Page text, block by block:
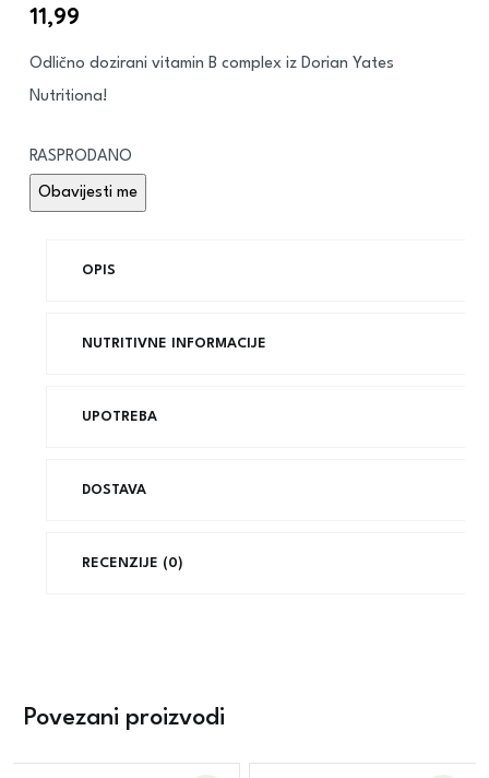
11,99
Odlično dozirani vitamin B complex iz Dorian Yates
Nutritiona!
RASPRODANO
OPIS
NUTRITIVNE INFORMACIJE
UPOTREBA
DOSTAVA
RECENZIJE (0)
Povezani proizvodi